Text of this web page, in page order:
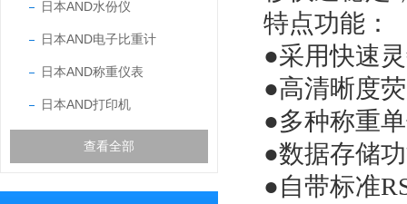
日本AND水份仪
日本AND电子比重计
日本AND称重仪表
日本AND打印机
查看全部
特点功能：
●采用快速
●高清晰度
●多种称重
●数据存储
●自带标准